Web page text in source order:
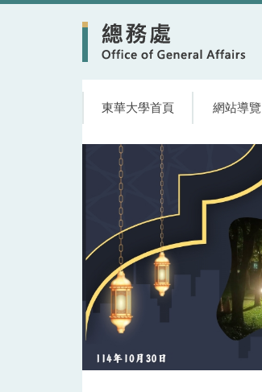
東華大學首頁 網站導覽